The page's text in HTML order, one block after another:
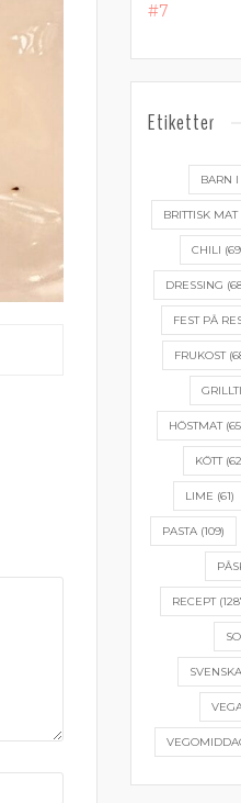
#7
Etiketter
BARN
BRITTISK MAT
CHILI
DRESSING
FEST PÅ
FRUKOST
HÖSTMAT
KÖTT
LIME (61)
PASTA (109)
RECEPT